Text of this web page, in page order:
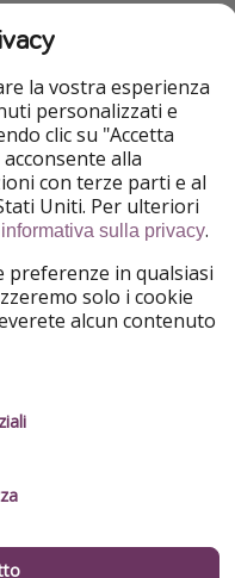
mozzafiato, ma anche
la loro ricca
dei piatti più
Canarie
la vostra esperienza
personalizzati e
clic su "Accetta
alla
con terze parti e al
Uniti. Per ulteriori
informativa sulla privacy.
preferenze in qualsiasi
solo i cookie
alcun contenuto